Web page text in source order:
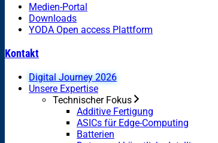
Medien-Portal
Downloads
YODA Open access Plattform
Kontakt
Digital Journey 2026
Unsere Expertise
Technischer Fokus
Additive Fertigung
ASICs für Edge-Computing
Batterien